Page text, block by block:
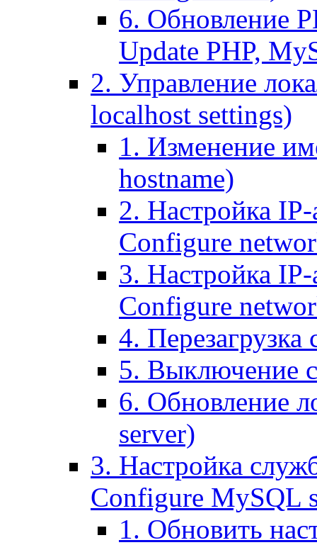
6. Обновление
Update PHP,
2. Управление
localhost settings)
1. Изменение
hostname)
2. Настройка IP-
Configure
3. Настройка
Configure
4. Перезагрузка
5. Выключение
6. Обновление
server)
3. Настройка
Configure MySQL
1. Обновить